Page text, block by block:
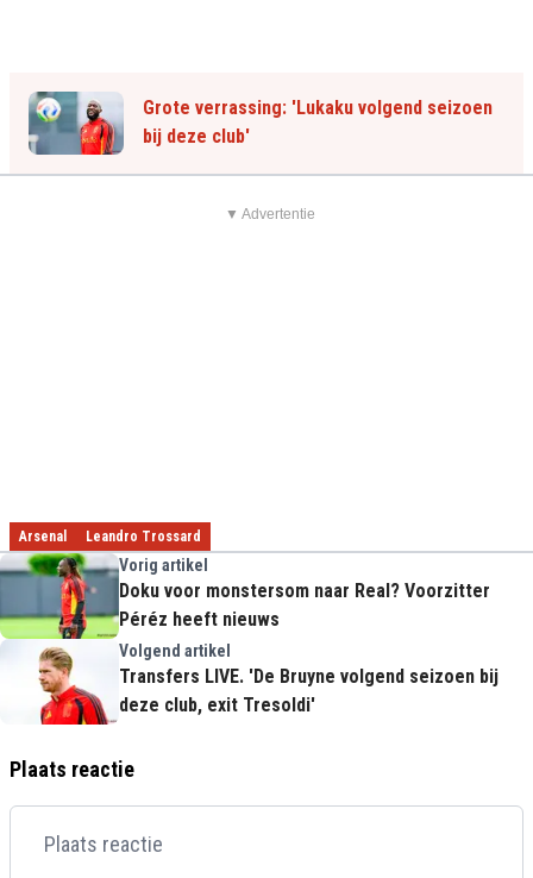
Grote verrassing: 'Lukaku volgend seizoen
bij deze club'
▼ Advertentie
Arsenal Leandro Trossard
Vorig artikel
Doku voor monstersom naar Real? Voorzitter
Péréz heeft nieuws
Volgend artikel
Transfers LIVE. 'De Bruyne volgend seizoen bij
deze club, exit Tresoldi'
Plaats reactie